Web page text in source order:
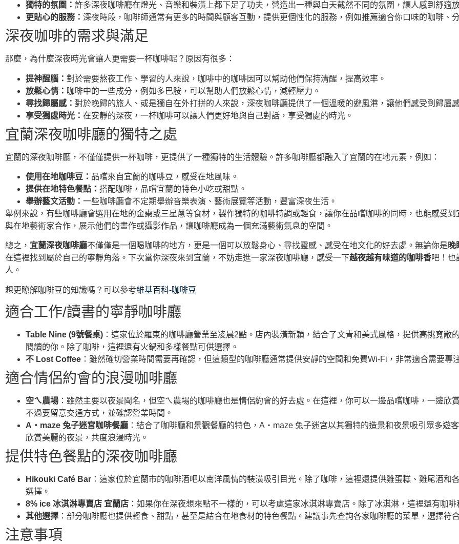
獨特的氛圍： 許多深夜咖啡廳在燈光、音樂和裝潢上都下足了功夫，營造出一種與白天截然不同的氛圍，讓人感到舒適
更貼心的服務： 深夜時段，咖啡師通常有更多的時間與顧客互動，提供更個性化的服務，例如推薦適合你口味的咖啡、
深夜咖啡的需求與滿足
那麼，為什麼深夜時光會讓人更需要一杯咖啡呢？原因有很多：
提神醒腦： 對於需要熬夜工作、學習的人來說，咖啡中的咖啡因可以幫助他們保持清醒，提高效率。
放鬆心情： 咖啡中的一些成分，例如多巴胺，可以幫助人們放鬆心情，減輕壓力。
尋找歸屬感： 對於晚歸的旅人、或是獨自在外打拼的人來說，深夜咖啡廳提供了一個溫暖的避風港，讓他們感受到歸屬感
享受獨處時光： 在安靜的深夜，一杯咖啡可以讓人們更好地與自己對話，享受獨處的時光。
宜蘭深夜咖啡廳的獨特之處
宜蘭的深夜咖啡廳，不僅僅提供一杯咖啡，更提供了一種獨特的生活體驗。許多咖啡廳都融入了宜蘭的在地元素，例如：
使用在地咖啡豆： 品嚐來自宜蘭的咖啡豆，感受在地風味。
提供在地特色餐點： 搭配咖啡，品嚐宜蘭的特色小吃或甜點。
舉辦藝文活動： 一些咖啡廳會不定期舉辦音樂表演、藝術展覽等活動，豐富深夜生活。
舉例來說，有些咖啡廳會選用在地的金棗或三星蔥等食材，製作獨特的咖啡特調或輕食，讓你在品嚐咖啡的同時，也能感受
與在地藝術家合作，展示他們的畫作或攝影作品，讓咖啡廳成為一個充滿藝術氣息的空間。
總之， 宜蘭深夜咖啡廳不僅僅是一個喝咖啡的地方，更是一個可以放鬆身心、尋找靈感、感受在地文化的好去處。無論你是 晚
在這裡找到屬於自己的寧靜角落。下次當你深夜來到宜蘭，不妨走進一家深夜咖啡廳，感受一下越夜越有味道的咖啡香吧！也
人。
想更瞭解咖啡豆的知識嗎？可以參考維基百科-咖啡豆
適合工作/讀書的寧靜咖啡廳
Table Nine (9號餐桌) ：這家位於羅東的咖啡廳營業至凌晨2點。店內裝潢新穎，結合了文青和美式風格，提供高挑寬敞
閱讀的你。除了咖啡，這裡還有火鍋和多樣餐點可供選擇。
不 Lost Coffee ：雖然確切營業時間需要再確認，但這類型的咖啡廳通常提供安靜的空間和免費Wi-Fi，非常適合需要專
適合情侶約會的浪漫咖啡廳
空ㄟ農場 ：雖然主要以夜景聞名，但空ㄟ農場的咖啡廳也是情侶約會的好去處。在這裡，你可以一邊品嚐咖啡，一邊欣
不過要留意交通方式，並確認營業時間。
A‧maze 兔子迷宮咖啡餐廳 ：結合了咖啡廳和景觀餐廳的特色，A‧maze 兔子迷宮以其獨特的造景和夜景吸引眾多遊
欣賞美麗的夜景，共度浪漫時光。
提供特色餐點的深夜咖啡廳
Hikouki Café Bar ：這家位於宜蘭市的咖啡酒吧以南洋風情的裝潢吸引目光。除了咖啡，這裡還提供雞蛋糕、雞尾酒和
選擇。
8% ice 冰淇淋專賣店 宜蘭店 ：如果你在深夜想來點不一樣的，可以考慮這家冰淇淋專賣店。除了冰淇淋，這裡還有咖
其他選擇 ：部分咖啡廳也提供輕食、甜點，甚至是結合在地食材的特色餐點。建議事先查詢各家咖啡廳的菜單，選擇符
注意事項